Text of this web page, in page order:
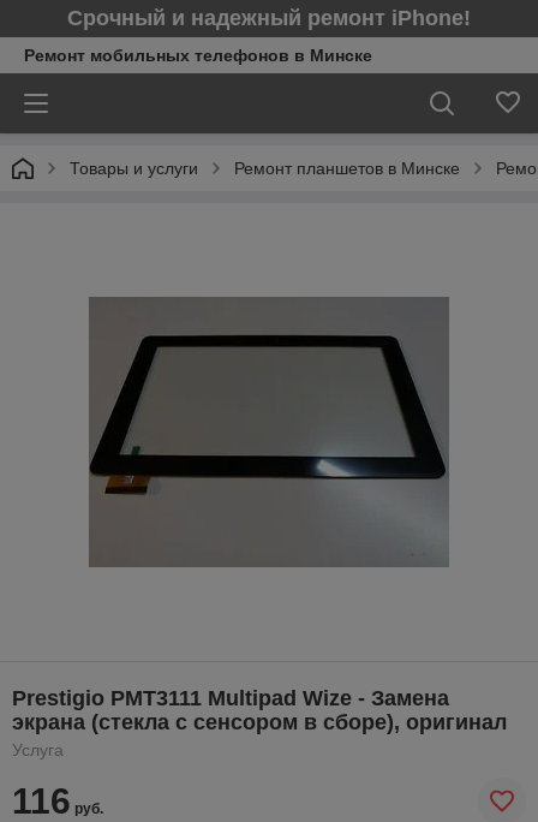
Срочный и надежный ремонт iPhone!
Ремонт мобильных телефонов в Минcке
Товары и услуги Ремонт планшетов в Минске
Prestigio PMT3111 Multipad Wize - Замена
экрана (стекла с сенсором в сборе), оригинал
Услуга
116 руб.